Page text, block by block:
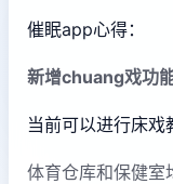
催眠app心得：
新增chuang戏功
当前可以进行床戏
体育仓库和保健